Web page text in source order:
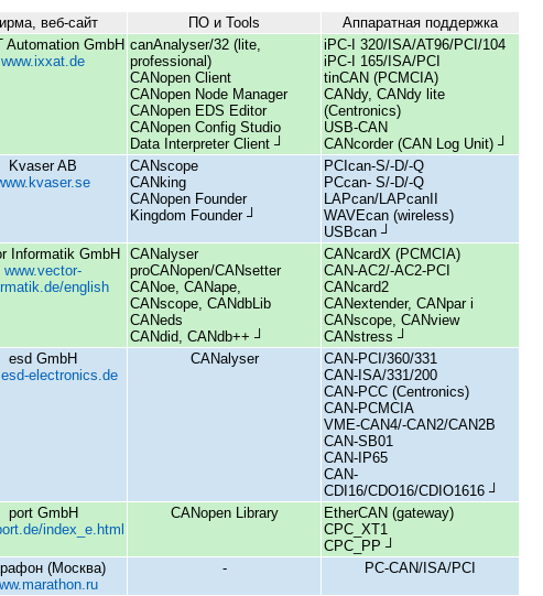
веб-сайт ПО и Tools
Аппаратная поддержка
Automation GmbH
www.ixxat.de
canAnalyser/32 (lite,
professional)
CANopen Client
CANopen Node Manager
CANopen EDS Editor
CANopen Config Studio
Data Interpreter Client ┘
iPC-I 320/ISA/AT96/PCI/104
iPC-I 165/ISA/PCI
tinCAN (PCMCIA)
CANdy, CANdy lite
(Centronics)
USB-CAN
CANcorder (CAN Log Unit) ┘
Kvaser AB
CANscope
CANking
CANopen Founder
Kingdom Founder ┘
PCIcan-S/-D/-Q
PCcan- S/-D/-Q
LAPcan/LAPcanII
WAVEcan (wireless)
USBcan ┘
Informatik GmbH
www.vector-
english
CANalyser
proCANopen/CANsetter
CANoe, CANape,
CANscope, CANdbLib
CANeds
CANdid, CANdb++ ┘
CANcardX (PCMCIA)
CAN-AC2/-AC2-PCI
CANcard2
CANextender, CANpar i
CANscope, CANview
CANstress ┘
esd GmbH
electronics.de
CANalyser
CAN-PCI/360/331
CAN-ISA/331/200
CAN-PCC (Centronics)
CAN-PCMCIA
VME-CAN4/-CAN2/CAN2B
CAN-SB01
CAN-IP65
CAN-
CDI16/CDO16/CDIO1616 ┘
port GmbH
index_e.html
CANopen Library
EtherCAN (gateway)
CPC_XT1
CPC_PP ┘
(Москва)
- PC-CAN/ISA/PCI